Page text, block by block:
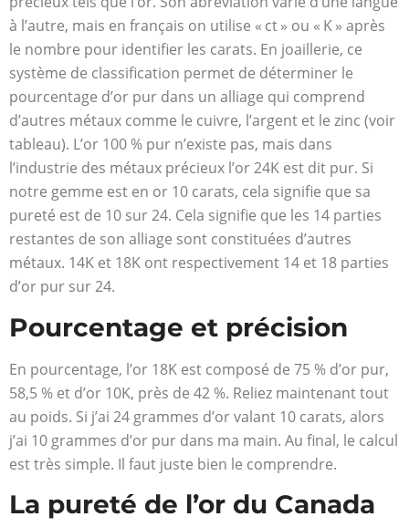
à l’autre, mais en français on utilise « ct » ou « K » après
le nombre pour identifier les carats. En joaillerie, ce
système de classification permet de déterminer le
pourcentage d’or pur dans un alliage qui comprend
d’autres métaux comme le cuivre, l’argent et le zinc (voir
tableau). L’or 100 % pur n’existe pas, mais dans
l’industrie des métaux précieux l’or 24K est dit pur. Si
notre gemme est en or 10 carats, cela signifie que sa
pureté est de 10 sur 24. Cela signifie que les 14 parties
restantes de son alliage sont constituées d’autres
métaux. 14K et 18K ont respectivement 14 et 18 parties
d’or pur sur 24.
Pourcentage et précision
En pourcentage, l’or 18K est composé de 75 % d’or pur,
58,5 % et d’or 10K, près de 42 %. Reliez maintenant tout
au poids. Si j’ai 24 grammes d’or valant 10 carats, alors
j’ai 10 grammes d’or pur dans ma main. Au final, le calcul
est très simple. Il faut juste bien le comprendre.
La pureté de l’or du Canada